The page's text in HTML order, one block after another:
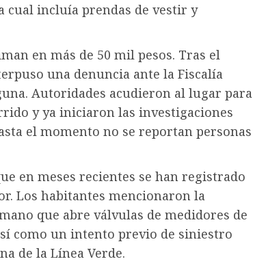
cual incluía prendas de vestir y
en más de 50 mil pesos. Tras el
una denuncia ante la Fiscalía
Autoridades acudieron al lugar para
y ya iniciaron las investigaciones
el momento no se reportan personas
en meses recientes se han registrado
Los habitantes mencionaron la
que abre válvulas de medidores de
como un intento previo de siniestro
de la Línea Verde.